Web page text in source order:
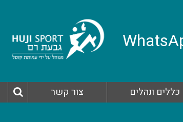
כללים ונהלים צור קשר